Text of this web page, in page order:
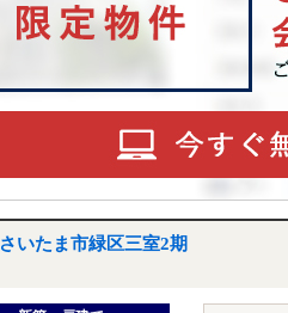
さいたま市緑区三室2期